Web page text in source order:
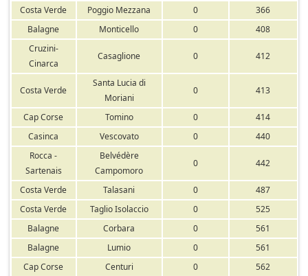
Costa Verde
Poggio Mezzana 0
366
Balagne
Monticello 0
408
Cruzini-
Cinarca
Casaglione 0 412
Costa Verde
Santa Lucia di
Moriani
0 413
Cap Corse Tomino 0
414
Casinca
Vescovato 0
440
Rocca -
Sartenais
Belvédère
Campomoro
0 442
Costa Verde Talasani 0
487
Costa Verde
Taglio Isolaccio 0
525
Balagne
Corbara 0
561
Balagne
Lumio 0
561
Cap Corse
Centuri 0
562